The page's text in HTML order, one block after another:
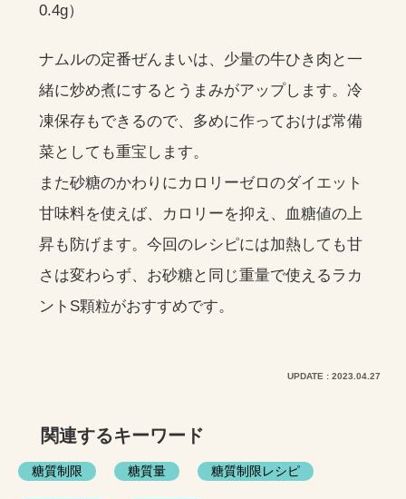
0.4g）
ナムルの定番ぜんまいは、少量の牛ひき肉と一
緒に炒め煮にするとうまみがアップします。冷
凍保存もできるので、多めに作っておけば常備
菜としても重宝します。
また砂糖のかわりにカロリーゼロのダイエット
甘味料を使えば、カロリーを抑え、血糖値の上
昇も防げます。今回のレシピには加熱しても甘
さは変わらず、お砂糖と同じ重量で使えるラカ
ントS顆粒がおすすめです。
UPDATE : 2023.04.27
関連するキーワード
糖質制限 糖質量 糖質制限レシピ